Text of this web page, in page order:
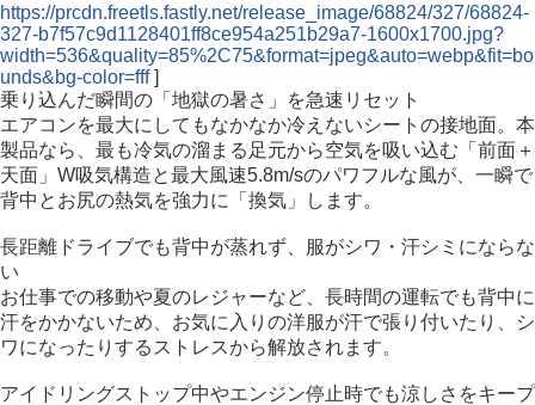
https://prcdn.freetls.fastly.net/release_image/68824/327/68824-
327-b7f57c9d1128401ff8ce954a251b29a7-1600x1700.jpg?
width=536&quality=85%2C75&format=jpeg&auto=webp&fit=bo
unds&bg-color=fff]
乗り込んだ瞬間の「地獄の暑さ」を急速リセット
エアコンを最大にしてもなかなか冷えないシートの接地面。本
製品なら、最も冷気の溜まる足元から空気を吸い込む「前面＋
天面」W吸気構造と最大風速5.8m/sのパワフルな風が、一瞬で
背中とお尻の熱気を強力に「換気」します。
長距離ドライブでも背中が蒸れず、服がシワ・汗シミにならな
い
お仕事での移動や夏のレジャーなど、長時間の運転でも背中に
汗をかかないため、お気に入りの洋服が汗で張り付いたり、シ
ワになったりするストレスから解放されます。
アイドリングストップ中やエンジン停止時でも涼しさをキープ